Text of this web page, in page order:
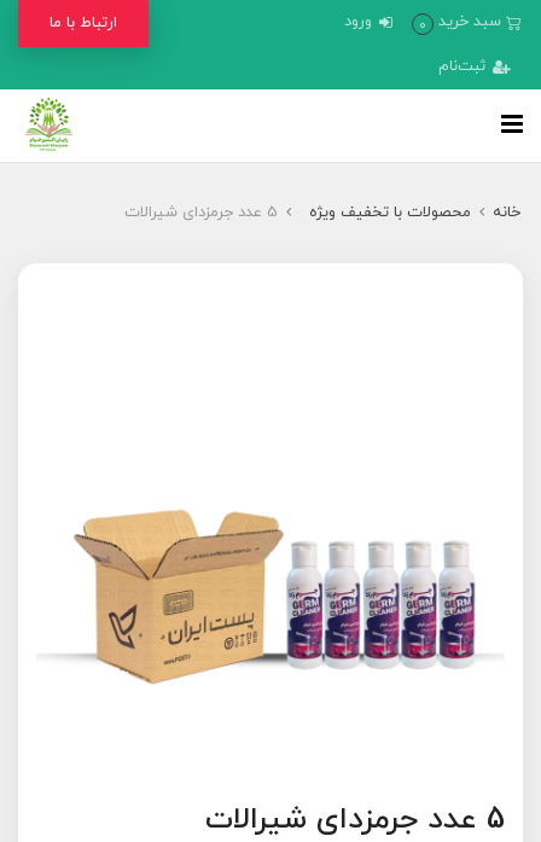
سبد خرید 0 ورود
ثبت‌نام
ارتباط با ما
خانه محصولات با تخفیف ویژه 5 عدد جرمزدای شیرالات
5 عدد جرمزدای شیرالات